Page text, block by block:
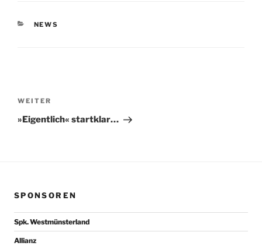
KATEGORIEN
NEWS
Nächster
Beitrag
WEITER
»Eigentlich« startklar…
SPONSOREN
Spk. Westmünsterland
Allianz